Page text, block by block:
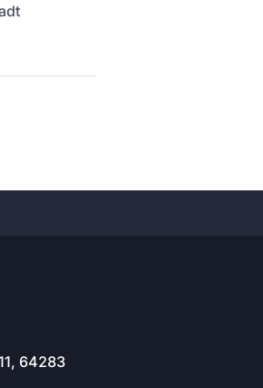
64283